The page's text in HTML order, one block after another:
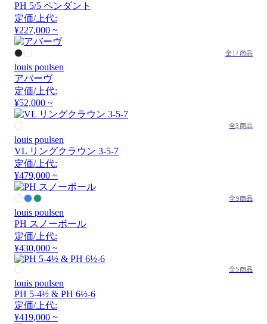
PH 5/5 ペンダント
定価/上代:
¥227,000 ~
全17商品
louis poulsen
アバーヴ
定価/上代:
¥52,000 ~
全3商品
louis poulsen
VL リングクラウン 3-5-7
定価/上代:
¥479,000 ~
全9商品
louis poulsen
PH スノーボール
定価/上代:
¥430,000 ~
全5商品
louis poulsen
PH 5-4½ & PH 6½-6
定価/上代:
¥419,000 ~